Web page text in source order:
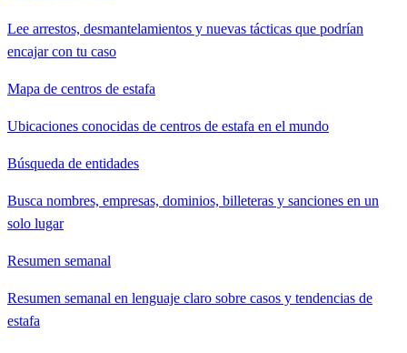
Lee arrestos, desmantelamientos y nuevas tácticas que podrían
encajar con tu caso
Mapa de centros de estafa
Ubicaciones conocidas de centros de estafa en el mundo
Búsqueda de entidades
Busca nombres, empresas, dominios, billeteras y sanciones en un
solo lugar
Resumen semanal
Resumen semanal en lenguaje claro sobre casos y tendencias de
estafa